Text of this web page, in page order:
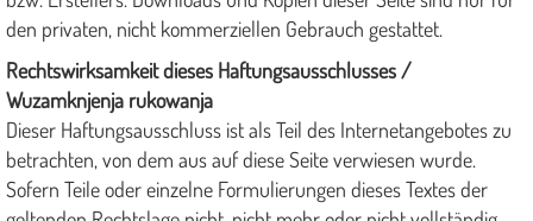
den privaten, nicht kommerziellen Gebrauch gestattet.
Rechtswirksamkeit dieses Haftungsausschlusses /
Wuzamknjenja rukowanja
Dieser Haftungsausschluss ist als Teil des Internetangebotes zu
betrachten, von dem aus auf diese Seite verwiesen wurde.
Sofern Teile oder einzelne Formulierungen dieses Textes der